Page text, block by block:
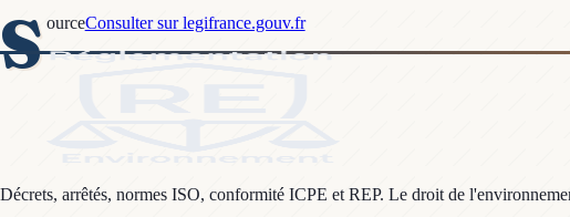
S ourceConsulter sur legifrance.gouv.fr
Décrets, arrêtés, normes ISO, conformité ICPE et REP. Le droit de